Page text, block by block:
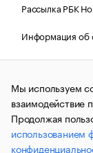
Рассылка РБК
Информация об
Правовая
© АО
и материалы
связи,
коммуникаций
№ФС77-63848)
Мы используем
взаимодействие
Продолжая
использованием